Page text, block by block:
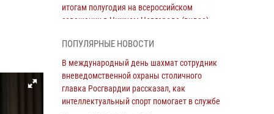
итогам полугодия на всероссийском
совещании в Нижнем Новгороде (видео)
Столичные росгвардейцы задержали троих
мужчин, устроивших пьяный дебош в баре
(видео)
06 августа 2026, 11:20 1
ПОПУЛЯРНЫЕ НОВОСТИ
В международный день шахмат сотрудник
вневедомственной охраны столичного
главка Росгвардии рассказал, как
интеллектуальный спорт помогает в службе